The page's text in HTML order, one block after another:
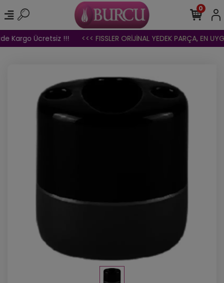
Kargo Ücretsiz !!! <<< FISSLER ORİJİNAL YEDEK PARÇA, EN
0